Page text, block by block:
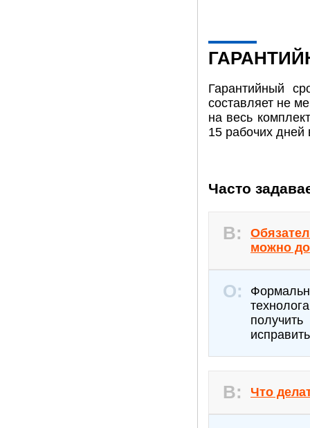
Гарантийный
составляет не
на весь
15 рабочих дней
Часто
можно
Что